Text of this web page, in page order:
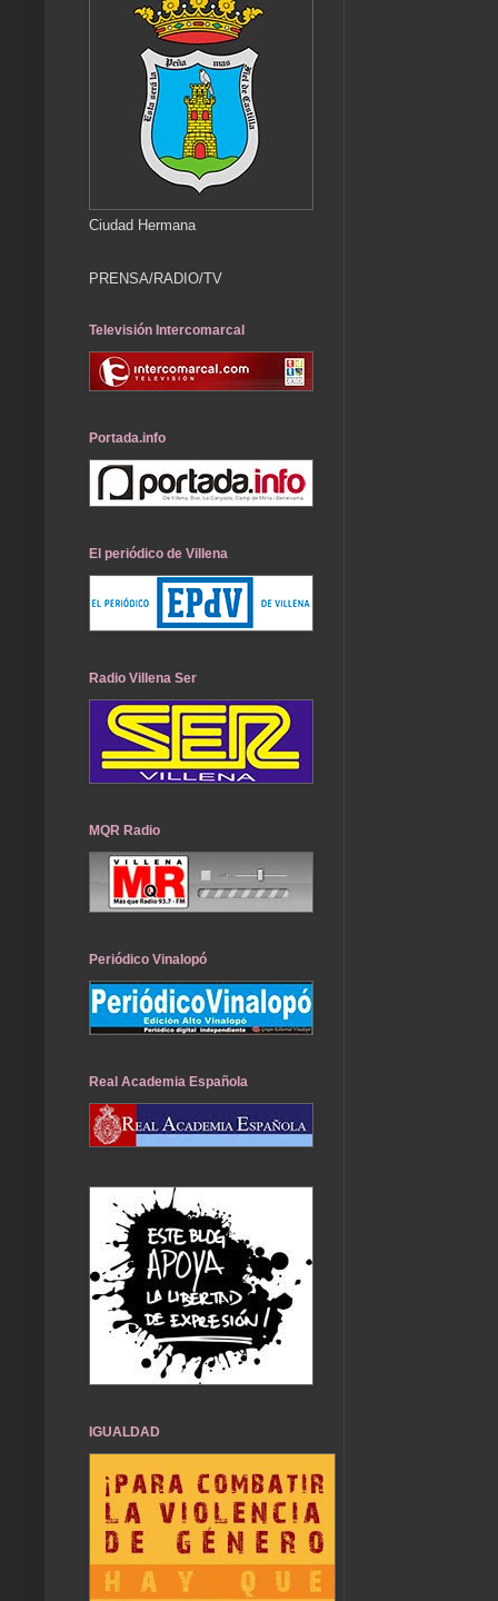
Ciudad Hermana
PRENSA/RADIO/TV
Televisión Intercomarcal
Portada.info
El periódico de Villena
Radio Villena Ser
MQR Radio
Periódico Vinalopó
Real Academia Española
IGUALDAD